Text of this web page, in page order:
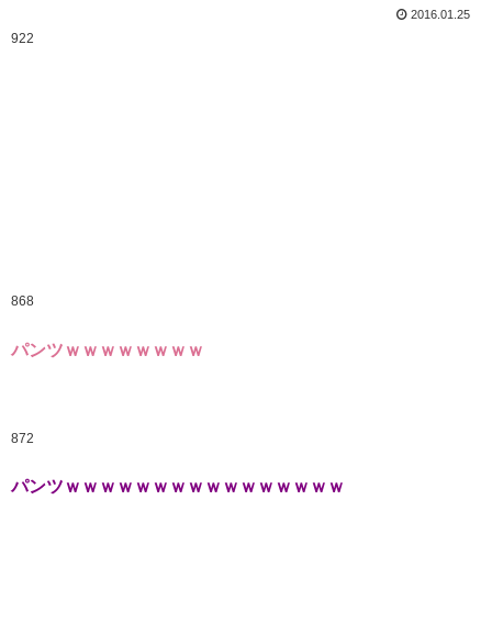
2016.01.25
922
868
パンツｗｗｗｗｗｗｗｗ
872
パンツｗｗｗｗｗｗｗｗｗｗｗｗｗｗｗｗ